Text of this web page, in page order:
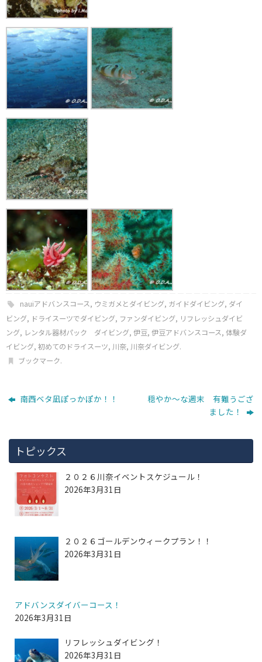
nauiアドバンスコース, ウミガメとダイビング, ガイドダイビング, ダイ
ビング, ドライスーツでダイビング, ファンダイビング, リフレッシュダイビ
ング, レンタル器材パック ダイビング, 伊豆, 伊豆アドバンスコース, 体験ダ
イビング, 初めてのドライスーツ, 川奈, 川奈ダイビング.
ブックマーク.
南西ベタ凪ぽっかぽか！！
穏やか～な週末 有難うござ
ました！
トピックス
２０２６川奈イベントスケジュール！
2026年3月31日
２０２６ゴールデンウィークプラン！！
2026年3月31日
アドバンスダイバーコース！
2026年3月31日
リフレッシュダイビング！
2026年3月31日